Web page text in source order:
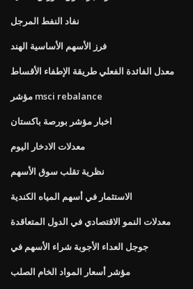
نفاد النفط المرجل
فرز الأسهم الأساسية الهند
معدل الفائدة الفعلي طريقة الإطفاء الأقساط
مؤشر msci rebalance
اخبار مؤشر بورصة باكستان
معدلات الادخار اليوم
نظرية تقلب سوق الأسهم
الاستثمار في أسهم المياه الكندية
معدلات النمو الاقتصادي في الدول المتعاقدة
جوجل العداء الأجوبة شراء الأسهم في
مؤشر أسعار المواد الخام الصلب